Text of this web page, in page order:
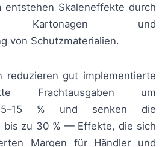
entstehen Skaleneffekte durch
Kartonagen und
von Schutzmaterialien.
reduzieren gut implementierte
Frachtausgaben um
5–15 % und senken die
bis zu 30 % — Effekte, die sich
Margen für Händler und